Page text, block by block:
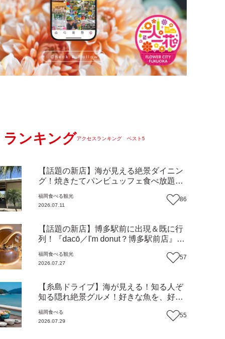
ランキングアクセスランキング ベスト5
【話題の新店】海が見える絶景ダイニン
グ！焼きたてパンビュッフェ食べ放題で
『Ibiza Beach Cafe』（福岡・糸島市）
福岡食べる観光
2026.07.11
86
【話題の新店】博多駅前に出現＆既に行
列！『dacō／I'm donut？博多駅前店』徹
た楽しみ方＆イチオシメニューも紹介！
福岡食べる観光
2026.07.27
57
【糸島ドライブ】海が見える！知る人ぞ
知る隠れ絶景グルメ！好きな魚を、好き
はん食堂』（福岡市西区）【まち歩き】
福岡食べる
2026.07.29
55